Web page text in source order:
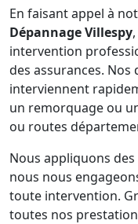
En faisant appel à
Dépannage Villespy
intervention
des assurances.
interviennent
un remorquage ou
ou routes
Nous appliquons des
nous nous
toute intervention.
toutes nos